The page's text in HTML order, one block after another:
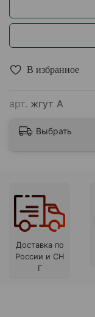
В избранное
арт. жгут А
Выбрать
Доставка по
России и СН
Г